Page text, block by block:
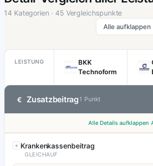
14 Kategorien · 45 Vergleichspunkte
Alle aufklappen
LEISTUNG
BKK
Technoform
€ Zusatzbeitrag 1 Punkt
Alle Details aufklappen
Krankenkassenbeitrag
GLEICHAUF